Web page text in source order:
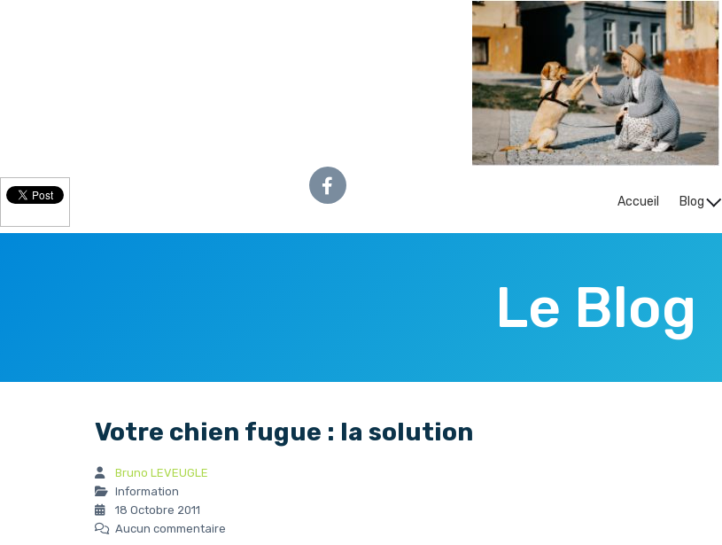
Accueil Blog
Le Blog
Votre chien fugue : la solution
Bruno LEVEUGLE
Information
18 Octobre 2011
Aucun commentaire